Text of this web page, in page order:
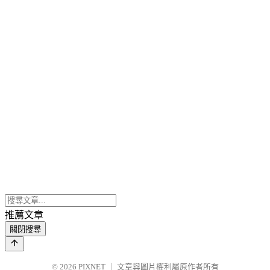
推薦文章
關閉搜尋
© 2026 PIXNET 文章與圖片權利屬原作者所有